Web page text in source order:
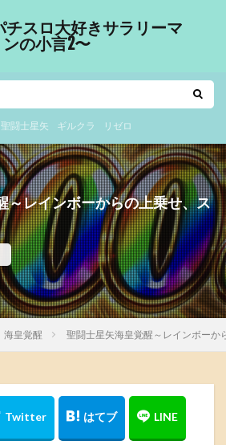
チスロ大好きサラリーマ
ンの小言2〜
聖闘士星矢 ギルクラ リゼロ
～レインボーからの上乗せ、ス
皇覚醒 聖闘士星矢海皇覚醒～レインボーか